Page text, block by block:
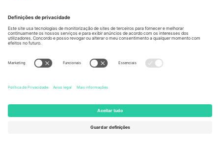
United States
Newark, Delaware 19713, United
Switzerland
Engelberg, Switzerland
Bulgaria
Regus Sofia City West, bul
Totleben 53-55, 1606 Sofia,
UAE Dubai Silicon Oasis, DDP
Building A1, Office 302, Dubai,
United Arab Emirates